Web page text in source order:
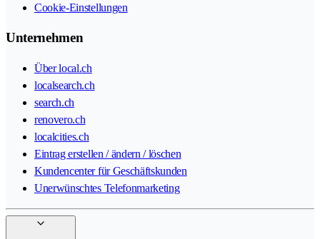
Cookie-Einstellungen
Unternehmen
Über local.ch
localsearch.ch
search.ch
renovero.ch
localcities.ch
Eintrag erstellen / ändern / löschen
Kundencenter für Geschäftskunden
Unerwünschtes Telefonmarketing